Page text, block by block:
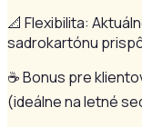
📐 Flexibilita:
sadrokartónu
☕ Bonus pre
(ideálne na letné